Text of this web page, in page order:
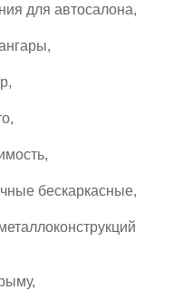
для автосалона,
бескаркасные,